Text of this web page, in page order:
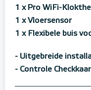
1 x Pro WiFi-
1 x Vloersensor
1 x Flexibele buis
- Uitgebreide
- Controle